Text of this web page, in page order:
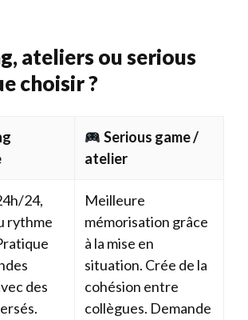
ateliers ou serious
choisir ?
Serious game /
atelier
24,
rythme
des
Meilleure
mémorisation grâce
à la mise en
situation. Crée de la
cohésion entre
collègues. Demande